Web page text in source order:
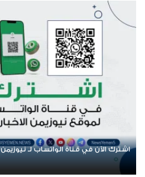
اشترك الآن في قناة الواتساب لـ نيوزيمن